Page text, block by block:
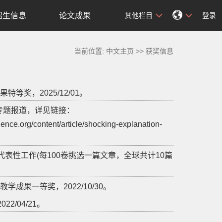
生信息 论文成果 其他栏目 登录
当前位置: 中文主页 >> 获奖信息
特等奖，2025/12/01。
报道，详见链接：
content/article/shocking-explanation-
表性工作(每100卷挑选一篇文章，全球共计10篇
学成果一等奖，2022/10/30。
04/21。